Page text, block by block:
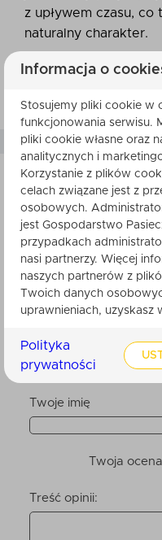
z upływem czasu,
naturalny charakter.
Waga: 95 g
SKŁADNIKI
Nikt do tej pory
Bądź pierwszy.
innych klientów.
Twoje imię
Twoja
Treść opinii:
Informacja o
Stosujemy pliki cookie w
funkcjonowania serwisu.
pliki cookie własne oraz
analitycznych i
Korzystanie z plików
celach związane jest z
osobowych.
jest Gospodarstwo
przypadkach
nasi partnerzy. Więcej
naszych partnerów z
Twoich danych
uprawnieniach, uzyskasz
Polityka
prywatności